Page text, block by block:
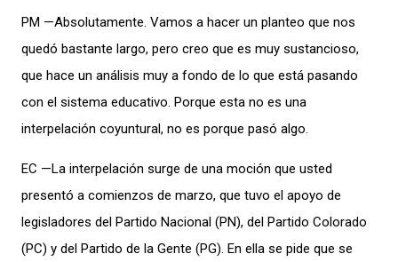
PM —Absolutamente. Vamos a hacer un planteo que nos
quedó bastante largo, pero creo que es muy sustancioso,
que hace un análisis muy a fondo de lo que está pasando
con el sistema educativo. Porque esta no es una
interpelación coyuntural, no es porque pasó algo.
EC —La interpelación surge de una moción que usted
presentó a comienzos de marzo, que tuvo el apoyo de
legisladores del Partido Nacional (PN), del Partido Colorado
(PC) y del Partido de la Gente (PG). En ella se pide que se